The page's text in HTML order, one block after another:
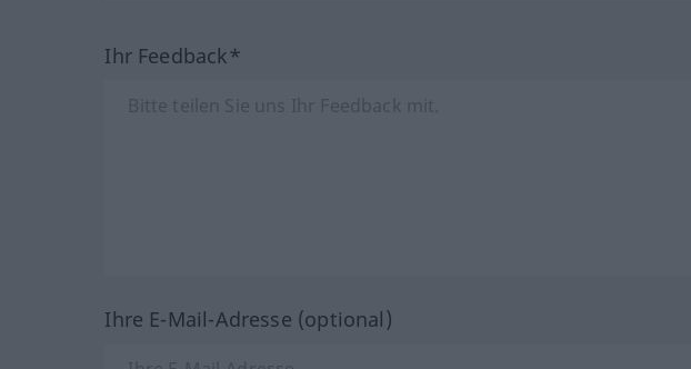
Ihr Feedback*
Ihre E-Mail-Adresse (optional)